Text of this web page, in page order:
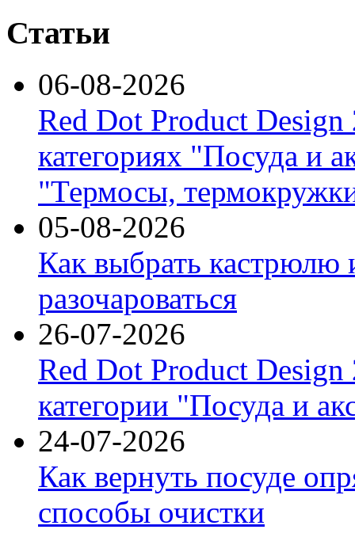
Статьи
06-08-2026
Red Dot Product Design
категориях "Посуда и
"Термосы,
05-08-2026
Как выбрать кастрюлю
разочароваться
26-07-2026
Red Dot Product Design
категории "Посуда и
24-07-2026
Как вернуть посуде
способы очистки